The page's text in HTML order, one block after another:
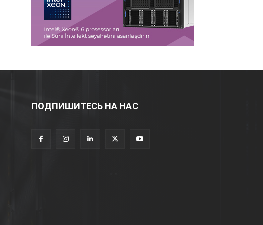
ПОДПИШИТЕСЬ НА НАС